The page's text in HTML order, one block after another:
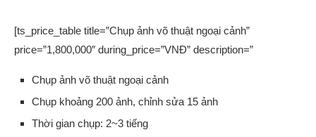
[ts_price_table title=”Chụp ảnh võ thuật ngoại cảnh”
price=”1,800,000″ during_price=”VNĐ” description=”
Chụp ảnh võ thuật ngoại cảnh
Chụp khoảng 200 ảnh, chỉnh sửa 15 ảnh
Thời gian chụp: 2~3 tiếng